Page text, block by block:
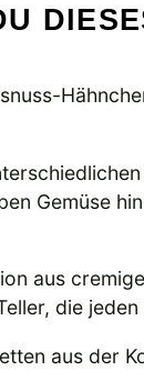
Gemüse
aus
die
aus der